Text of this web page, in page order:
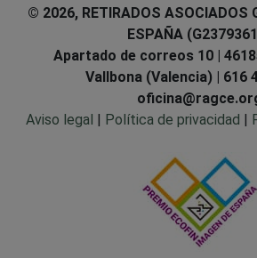
© 2026, RETIRADOS ASOCIADOS
ESPAÑA
Apartado de correos 10 |
Vallbona (Valencia) | 616
Aviso legal | Política de privacidad |